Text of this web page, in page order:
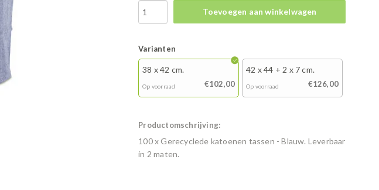
Toevoegen aan winkelwagen
Varianten
38 x 42 cm.
€102,00
Op voorraad
42 x 44 + 2 x 7 cm.
€126,00
Op voorraad
Productomschrijving:
100 x Gerecyclede katoenen tassen - Blauw. Leverbaar
in 2 maten.